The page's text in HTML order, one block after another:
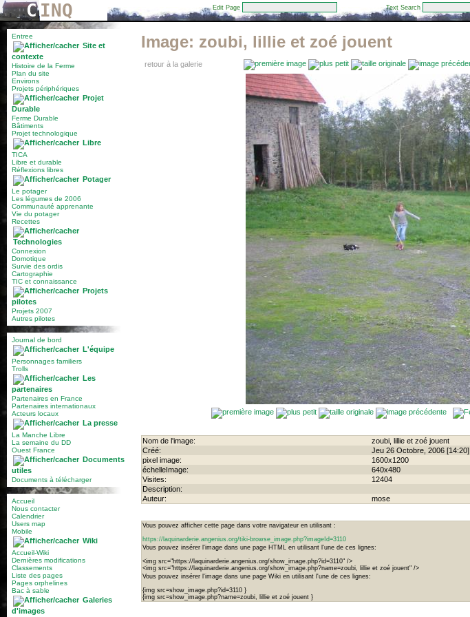
C INQ Edit Page Text Search
Entree
Site et
contexte
Histoire de la Ferme
Plan du site
Environs
Projets périphériques
Projet
Durable
Ferme Durable
Bâtiments
Projet technologique
Libre
TICA
Libre et durable
Réflexions libres
Potager
Le potager
Les légumes de 2006
Communauté apprenante
Vie du potager
Recettes
Technologies
Connexion
Domotique
Survie des ordis
Cartographie
TIC et connaissance
Projets
pilotes
Projets 2007
Autres pilotes
Journal de bord
L'équipe
Personnages familiers
Trolls
Les
partenaires
Partenaires en France
Partenaires internationaux
Acteurs locaux
La presse
La Manche Libre
La semaine du DD
Ouest France
Documents
utiles
Documents à télécharger
Accueil
Nous contacter
Calendrier
Users map
Mobile
Wiki
Accueil-Wiki
Dernières modifications
Classements
Liste des pages
Pages orphelines
Bac à sable
Galeries
d'images
Image: zoubi, lillie et zoé jouent
retour à la galerie
Nom de l'image:
zoubi, lillie et zoé jouent
Créé:
Jeu 26 Octobre, 2006 [14:20]
pixel image:
1600x1200
échelleImage:
640x480
Visites:
12404
Description:
Auteur:
mose
Vous pouvez afficher cette page dans votre navigateur en utilisant :
https://laquinarderie.angenius.org/tiki-browse_image.php?imageId=3110
Vous pouvez insérer l'image dans une page HTML en utilisant l'une de ces lignes:
<img src="https://laquinarderie.angenius.org/show_image.php?id=3110" />
<img src="https://laquinarderie.angenius.org/show_image.php?name=zoubi, lillie et zoé jouent" />
Vous pouvez insérer l'image dans une page Wiki en utilisant l'une de ces lignes:
{img src=show_image.php?id=3110 }
{img src=show_image.php?name=zoubi, lillie et zoé jouent }